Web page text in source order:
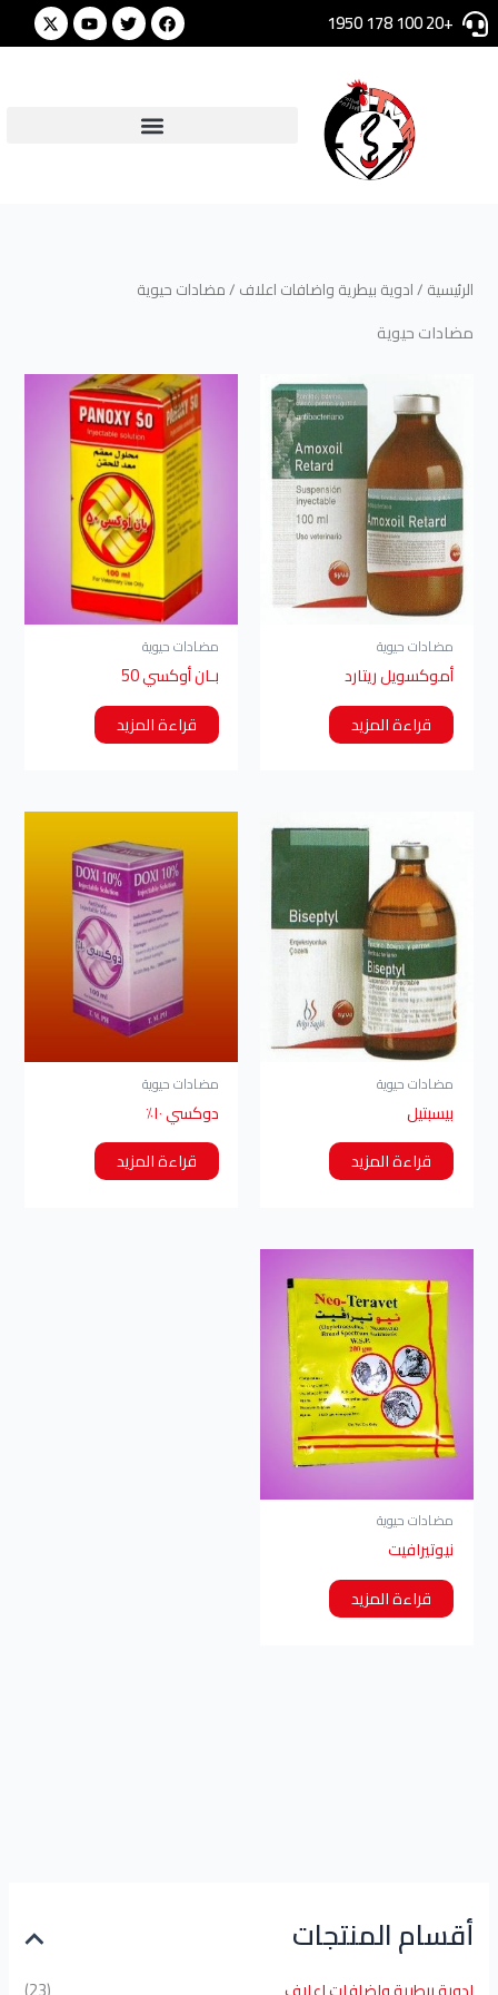
تخطي
إلى
+20 100 178 1950
Facebook
Twitter
Youtube
أقسام المنتجات
ا
ل
الرئيسية /ادوية بيطرية واضافات اعلاف / مضادات حيوية
مضادات حيوية
مضادات حيوية
أموكسويل ريتارد
قراءة المزيد
مضادات حيوية
بـان أوكسي 50
قراءة المزيد
مضادات حيوية
بيسبتيل
قراءة المزيد
مضادات حيوية
دوكسي ۱۰٪
قراءة المزيد
مضادات حيوية
نيوتيرافيت
قراءة المزيد